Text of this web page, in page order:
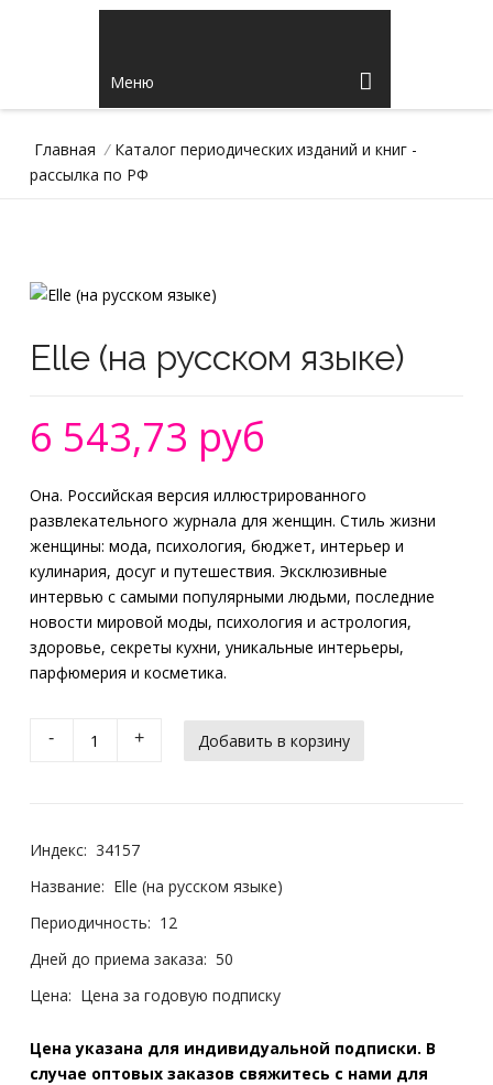
Меню
Главная / Каталог периодических изданий и книг -
рассылка по РФ
Elle (на русском языке)
6 543,73 руб
Она. Российская версия иллюстрированного
развлекательного журнала для женщин. Стиль жизни
женщины: мода, психология, бюджет, интерьер и
кулинария, досуг и путешествия. Эксклюзивные
интервью с самыми популярными людьми, последние
новости мировой моды, психология и астрология,
здоровье, секреты кухни, уникальные интерьеры,
парфюмерия и косметика.
- +
Индекс: 34157
Название: Elle (на русском языке)
Периодичность: 12
Дней до приема заказа: 50
Цена: Цена за годовую подписку
Цена указана для индивидуальной подписки. В
случае оптовых заказов свяжитесь с нами для